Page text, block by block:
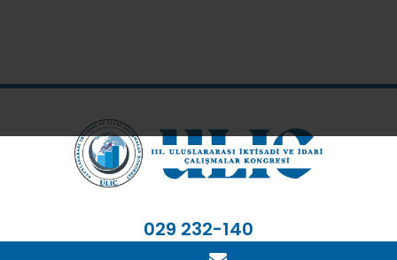
029 232-140